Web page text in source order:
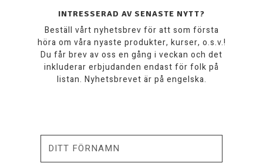
INTRESSERAD AV SENASTE NYTT?
Beställ vårt nyhetsbrev för att som första
höra om våra nyaste produkter, kurser, o.s.v.!
Du får brev av oss en gång i veckan och det
inkluderar erbjudanden endast för folk på
listan. Nyhetsbrevet är på engelska.